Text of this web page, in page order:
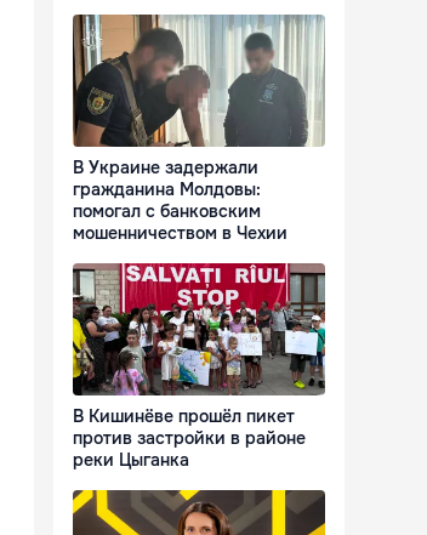
В Украине задержали
гражданина Молдовы:
помогал с банковским
мошенничеством в Чехии
В Кишинёве прошёл пикет
против застройки в районе
реки Цыганка